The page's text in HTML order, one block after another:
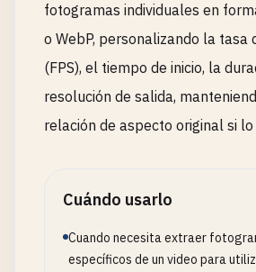
fotogramas individuales en
o WebP, personalizando la tasa
(FPS), el tiempo de inicio, la
resolución de salida,
relación de aspecto original si lo
Cuándo usarlo
Cuando necesita extraer
específicos de un video para